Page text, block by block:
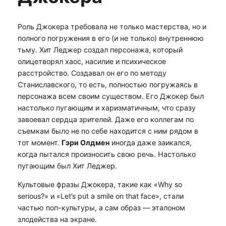
Роль Джокера требовала не только мастерства, но и
полного погружения в его (и не только) внутреннюю
тьму. Хит Леджер создал персонажа, который
олицетворял хаос, насилие и психическое
расстройство. Создавал он его по методу
Станиславского, то есть, полностью погружаясь в
персонажа всем своим существом. Его Джокер был
настолько пугающим и харизматичным, что сразу
завоевал сердца зрителей. Даже его коллегам по
съемкам было не по себе находится с ним рядом в
тот момент. Гэри Олдмениногда даже заикался,
когда пытался произносить свою речь. Настолько
пугающим был Хит Леджер.
Культовые фразы Джокера, такие как «Why so
serious?» и «Let’s put a smile on that face», стали
частью поп-культуры, а сам образ — эталоном
злодейства на экране.